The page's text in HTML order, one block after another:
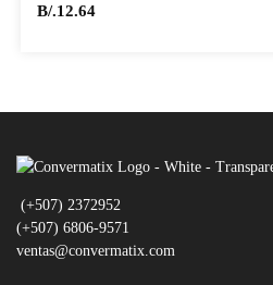
B/.12.64
(+507) 2372952
(+507) 6806-9571
ventas@convermatix.com